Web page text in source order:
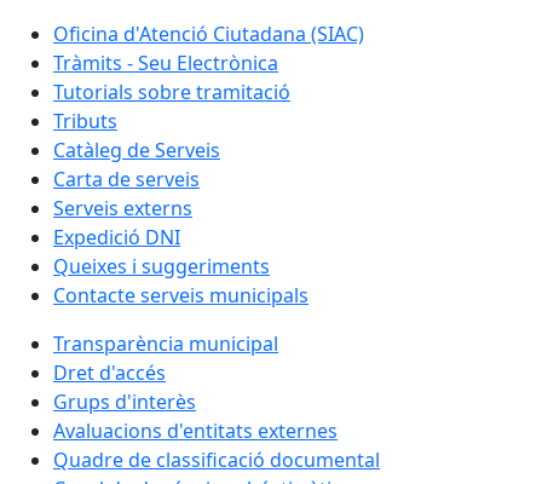
Oficina d'Atenció Ciutadana (SIAC)
Tràmits - Seu Electrònica
Tutorials sobre tramitació
Tributs
Catàleg de Serveis
Carta de serveis
Serveis externs
Expedició DNI
Queixes i suggeriments
Contacte serveis municipals
Transparència municipal
Dret d'accés
Grups d'interès
Avaluacions d'entitats externes
Quadre de classificació documental